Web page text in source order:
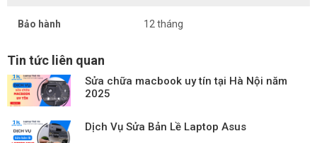
Bảo hành 12 tháng
Tin tức liên quan
Sửa chữa macbook uy tín tại Hà Nội năm
2025
Dịch Vụ Sửa Bản Lề Laptop Asus